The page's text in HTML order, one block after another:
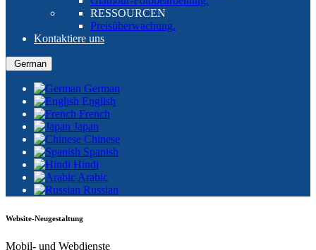
RESSOURCEN
Preisüberwachung.
Kontaktiere uns
German
German
English
French
Japan
Chinese
Spanish
Hindi
Arabic
Russian
Website-Neugestaltung
Mobil- und Webdienste